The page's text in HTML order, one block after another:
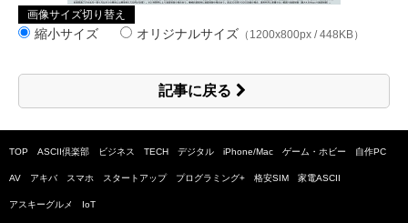
画像サイズ切り替え
縮小サイズ オリジナルサイズ （1200x800px / 448KB）
記事に戻る
TOP ASCII倶楽部 ビジネス TECH デジタル iPhone/Mac ゲーム・ホビー 自作PC
AV アキバ スマホ スタートアップ プログラミング+ 格安SIM 家電ASCII
アスキーグルメ IoT